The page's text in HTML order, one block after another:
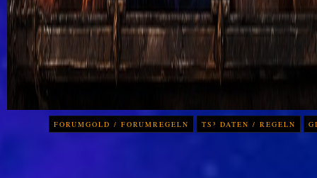
FORUMGOLD / FORUMREGELN TS³ DATEN / REGELN